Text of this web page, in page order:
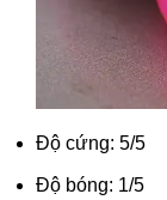
Độ cứng: 5/5
Độ bóng: 1/5